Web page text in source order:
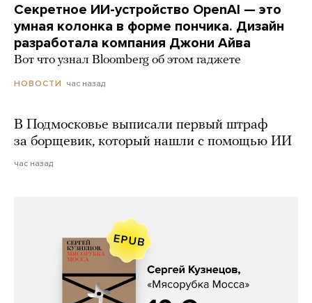
Секретное ИИ-устройство OpenAI — это
умная колонка в форме пончика. Дизайн
разработала компания Джони Айва
Вот что узнал Bloomberg об этом гаджете
НОВОСТИ час назад
В Подмосковье выписали первый штраф
за борщевик, который нашли с помощью ИИ
час назад